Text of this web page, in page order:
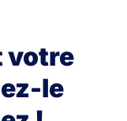
votre
le